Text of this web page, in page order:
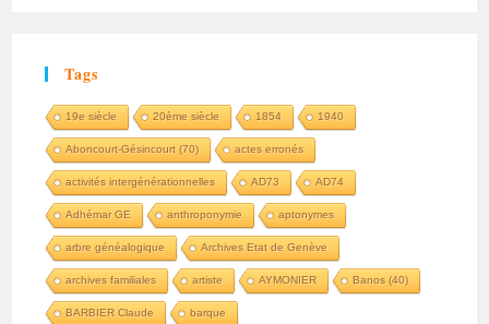
Tags
19e siècle 20ème siècle 1854 1940
Aboncourt-Gésincourt (70) actes erronés
activités intergénérationnelles AD73 AD74
Adhémar GE anthroponymie aptonymes
arbre généalogique Archives Etat de Genève
archives familiales artiste AYMONIER Banos (40)
BARBIER Claude barque